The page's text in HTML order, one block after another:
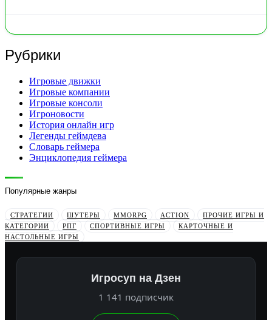
Рубрики
Игровые движки
Игровые компании
Игровые консоли
Игроновости
История онлайн игр
Легенды геймдева
Словарь геймера
Энциклопедия геймера
Популярные жанры
СТРАТЕГИИ ШУТЕРЫ MMORPG ACTION
ПРОЧИЕ ИГРЫ И
КАТЕГОРИИ
РПГ СПОРТИВНЫЕ ИГРЫ
КАРТОЧНЫЕ И
НАСТОЛЬНЫЕ ИГРЫ
Игросуп на Дзен
1 141 подписчик